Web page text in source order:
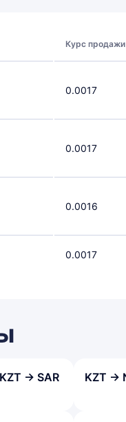
Курс
0.0017
0.0017
0.0016
0.0017
KZT → SAR KZT →